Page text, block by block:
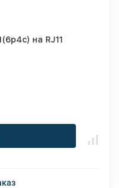
на RJ11